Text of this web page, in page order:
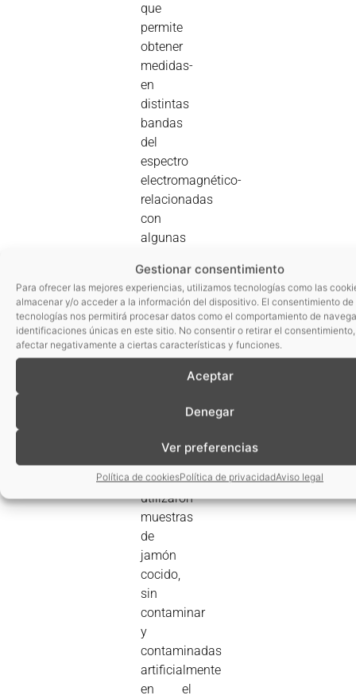
Gestionar consentimiento
Para ofrecer las mejores experiencias, utilizamos tecnologías como las
almacenar y/o acceder a la información del dispositivo. El consentimiento de
tecnologías nos permitirá procesar datos como el comportamiento de
identificaciones únicas en este sitio. No consentir o retirar el
afectar negativamente a ciertas características y funciones.
Aceptar
Denegar
Ver preferencias
Política de cookiesPolítica de privacidadAviso legal
que
permite
obtener
medidas-
en
distintas
bandas
del
espectro
electromagnético-
relacionadas
con
algunas
fisicoquímicas
de los
alimentos.
Para la
prototipo
detección
se
utilizaron
muestras
de
jamón
cocido,
sin
contaminar
y
contaminadas
artificialmente
en el